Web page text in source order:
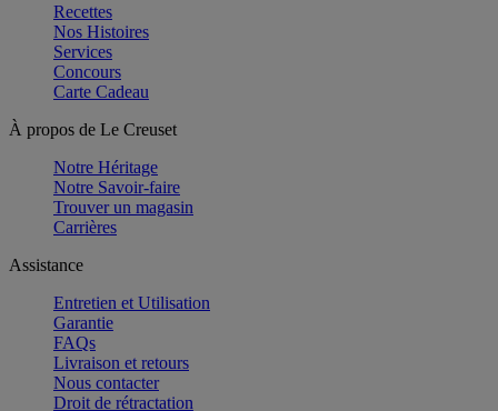
Recettes
Nos Histoires
Services
Concours
Carte Cadeau
À propos de Le Creuset
Notre Héritage
Notre Savoir-faire
Trouver un magasin
Carrières
Assistance
Entretien et Utilisation
Garantie
FAQs
Livraison et retours
Nous contacter
Droit de rétractation